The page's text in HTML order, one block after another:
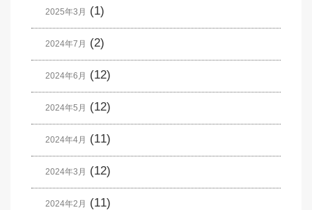
2025年3月 (1)
2024年7月 (2)
2024年6月 (12)
2024年5月 (12)
2024年4月 (11)
2024年3月 (12)
2024年2月 (11)